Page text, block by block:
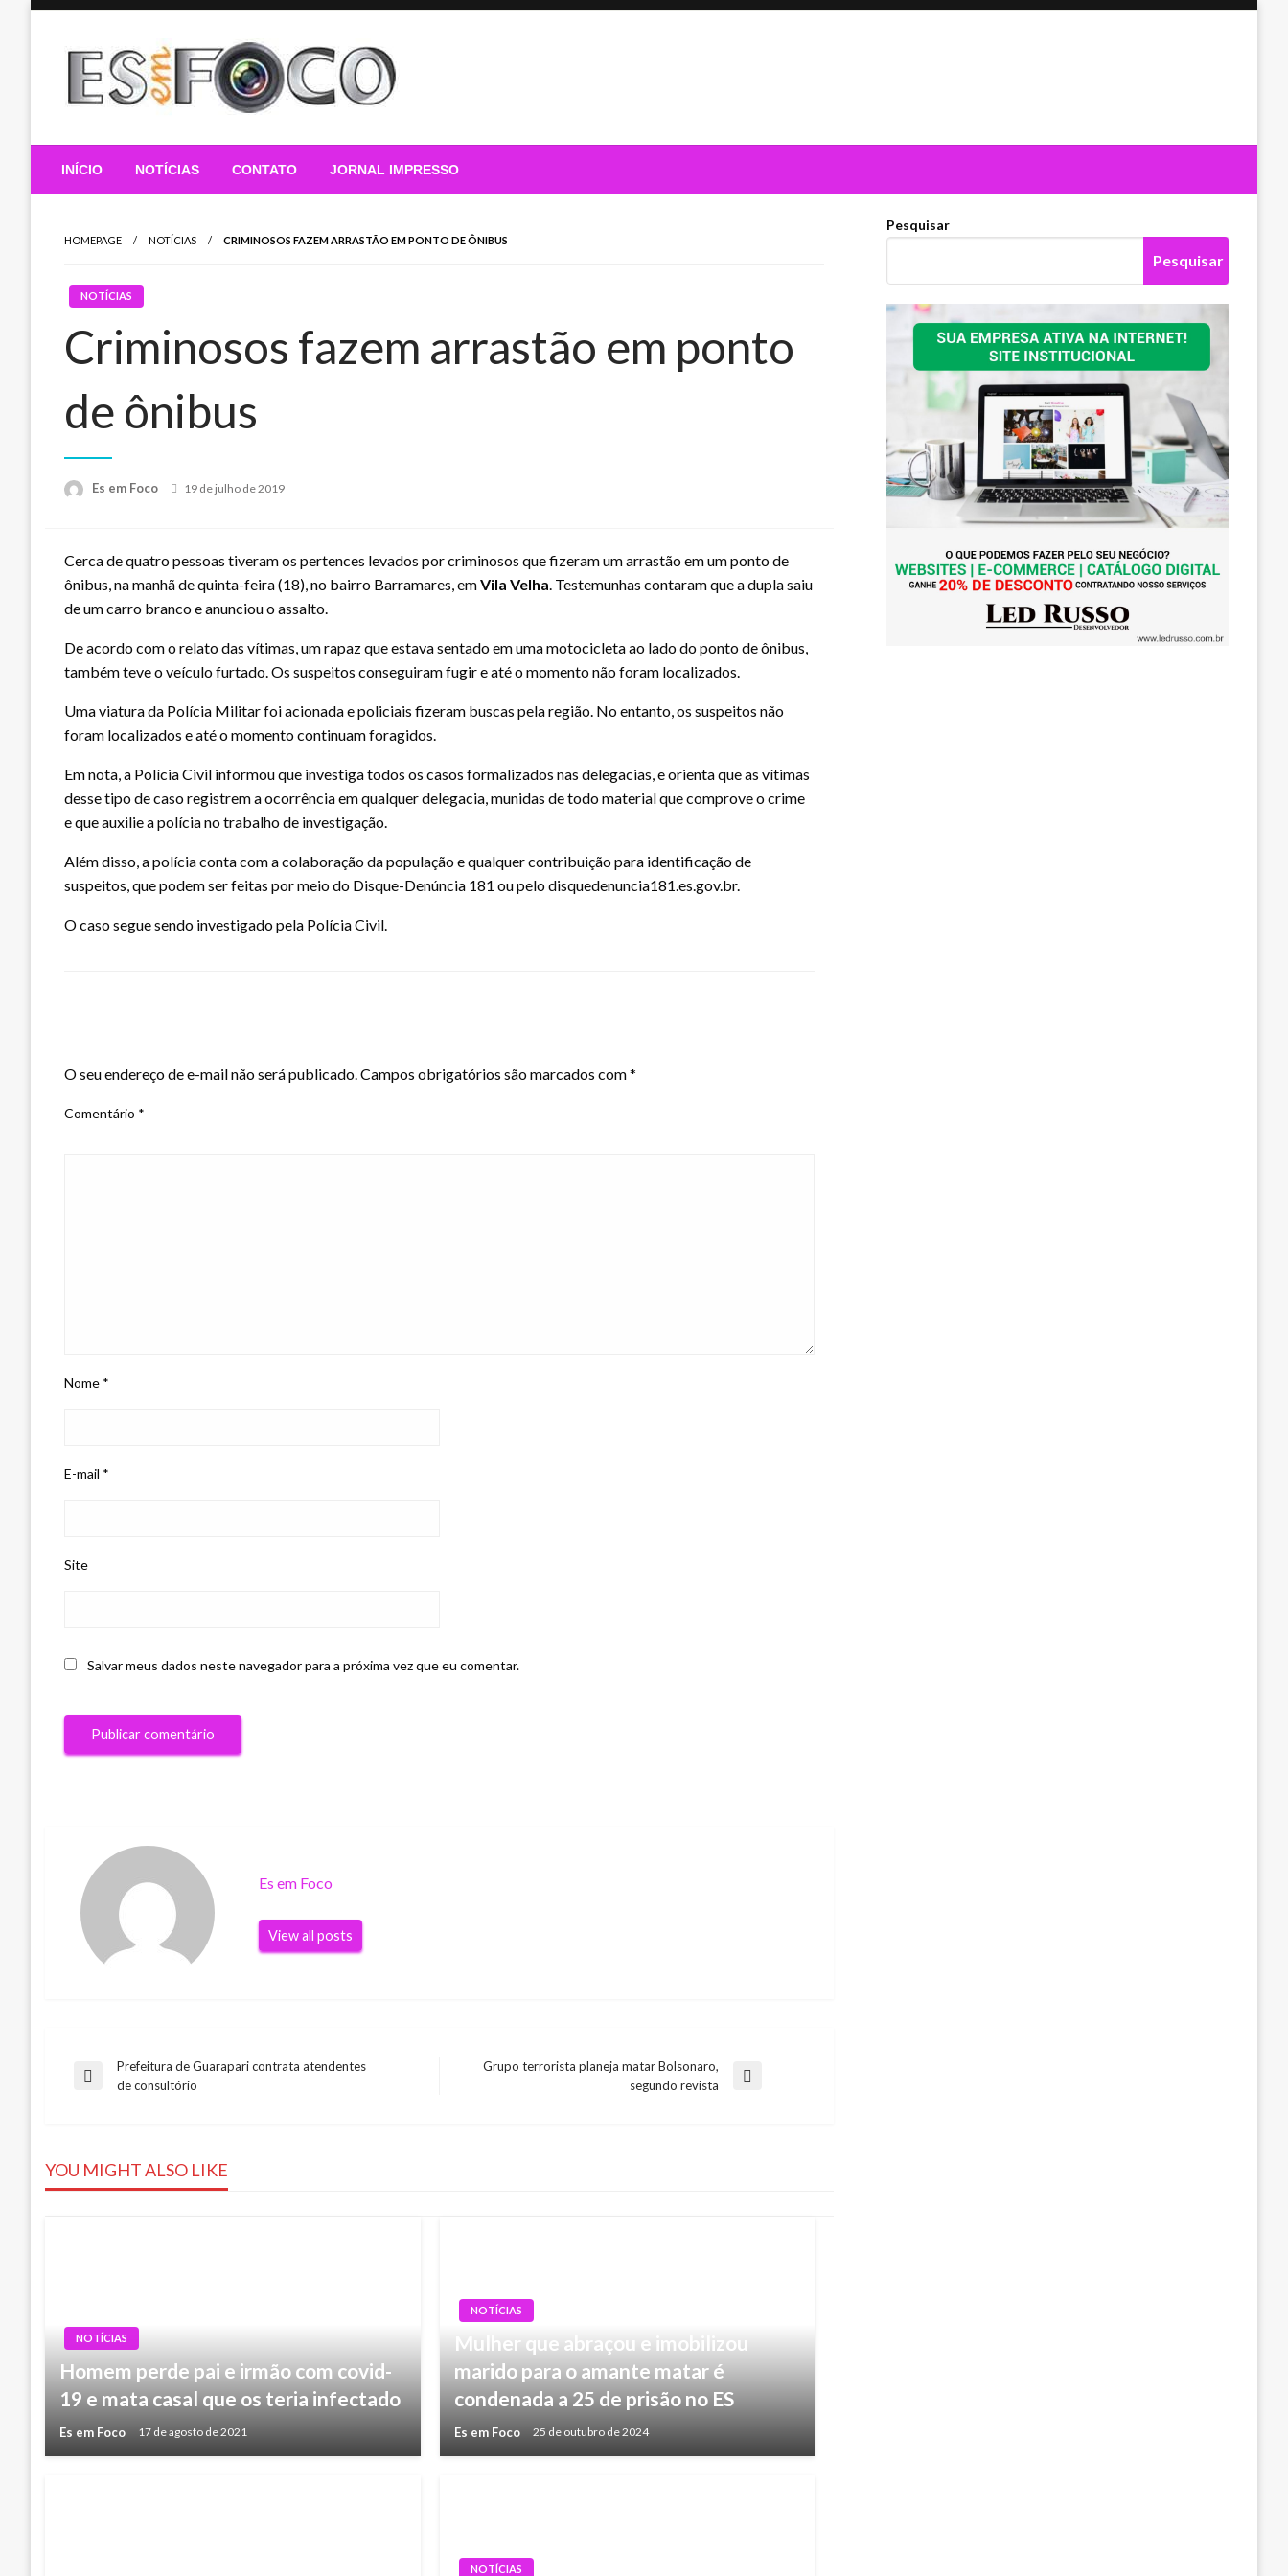
Es Em Foco
INÍCIO NOTÍCIAS CONTATO JORNAL IMPRESSO
HOMEPAGE NOTÍCIAS CRIMINOSOS FAZEM ARRASTÃO EM PONTO DE ÔNIBUS
NOTÍCIAS
Criminosos fazem arrastão em ponto
de ônibus
Es em Foco
Posted
19 de julho de 2019
Cerca de quatro pessoas tiveram os pertences levados por criminosos que fizeram um arrastão em um ponto de
ônibus, na manhã de quinta-feira (18), no bairro Barramares, emVila Velha. Testemunhas contaram que a dupla saiu
de um carro branco e anunciou o assalto.
De acordo com o relato das vítimas, um rapaz que estava sentado em uma motocicleta ao lado do ponto de ônibus,
também teve o veículo furtado. Os suspeitos conseguiram fugir e até o momento não foram localizados.
Uma viatura da Polícia Militar foi acionada e policiais fizeram buscas pela região. No entanto, os suspeitos não
foram localizados e até o momento continuam foragidos.
Em nota, a Polícia Civil informou que investiga todos os casos formalizados nas delegacias, e orienta que as vítimas
desse tipo de caso registrem a ocorrência em qualquer delegacia, munidas de todo material que comprove o crime
e que auxilie a polícia no trabalho de investigação.
Além disso, a polícia conta com a colaboração da população e qualquer contribuição para identificação de
suspeitos, que podem ser feitas por meio do Disque-Denúncia 181 ou pelo disquedenuncia181.es.gov.br.
O caso segue sendo investigado pela Polícia Civil.
O seu endereço de e-mail não será publicado.Campos obrigatórios são marcados com*
Comentário *
Nome *
E-mail *
Site
Salvar meus dados neste navegador para a próxima vez que eu comentar.
Es em Foco
View all posts
Navegação
Post
Previous
Prefeitura de Guarapari contrata atendentes
de consultório
Grupo terrorista planeja matar Bolsonaro,
segundo revista
YOU MIGHT ALSO LIKE
NOTÍCIAS
Homem perde pai e irmão com covid-
19 e mata casal que os teria infectado
Es em Foco 17 de agosto de 2021
NOTÍCIAS
Mulher que abraçou e imobilizou
marido para o amante matar é
condenada a 25 de prisão no ES
Es em Foco 25 de outubro de 2024
NOTÍCIAS
Pesquisar
Pesquisar